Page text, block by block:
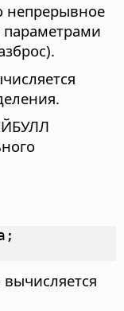
непрерывное
параметрами